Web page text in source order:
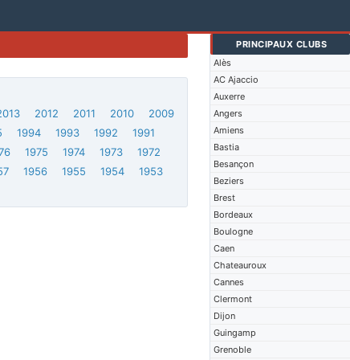
PRINCIPAUX CLUBS
Alès
AC Ajaccio
Auxerre
Angers
Amiens
Bastia
Besançon
Beziers
Brest
Bordeaux
Boulogne
Caen
Chateauroux
Cannes
Clermont
Dijon
Guingamp
Grenoble
2012 2011 2010
2009
1994 1993 1992
1991
1975 1974 1973
1972
1956 1955 1954
1953